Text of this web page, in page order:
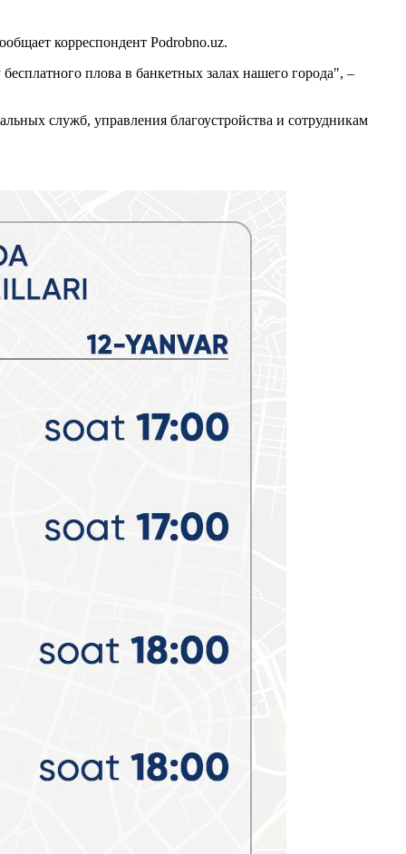
корреспондент Podrobno.uz.
плова в банкетных залах нашего города", –
служб, управления благоустройства и сотрудникам